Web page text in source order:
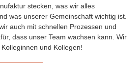
stecken, was wir alles
was unserer Gemeinschaft wichtig ist.
auch mit schnellen Prozessen und
dass unser Team wachsen kann. Wir
und Kollegen!